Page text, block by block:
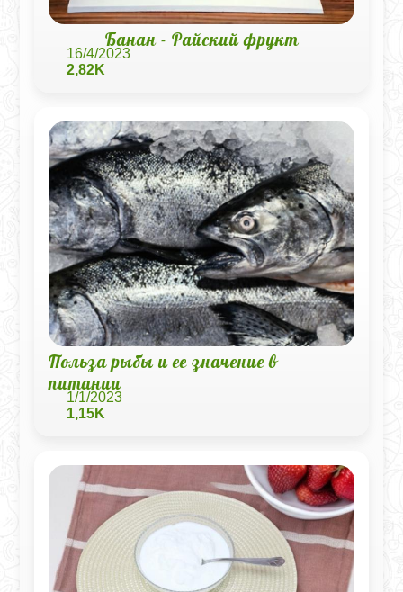
Банан - Райский фрукт
16/4/2023
2,82K
Польза рыбы и ее значение в
питании
1/1/2023
1,15K